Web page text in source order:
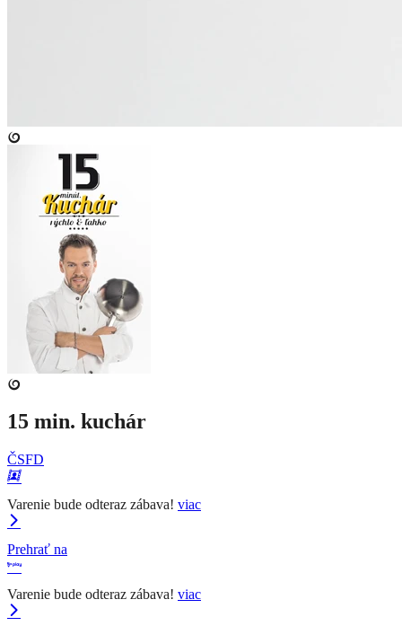
15 min. kuchár
ČSFD
Varenie bude odteraz zábava! viac
Prehrať na
Varenie bude odteraz zábava! viac